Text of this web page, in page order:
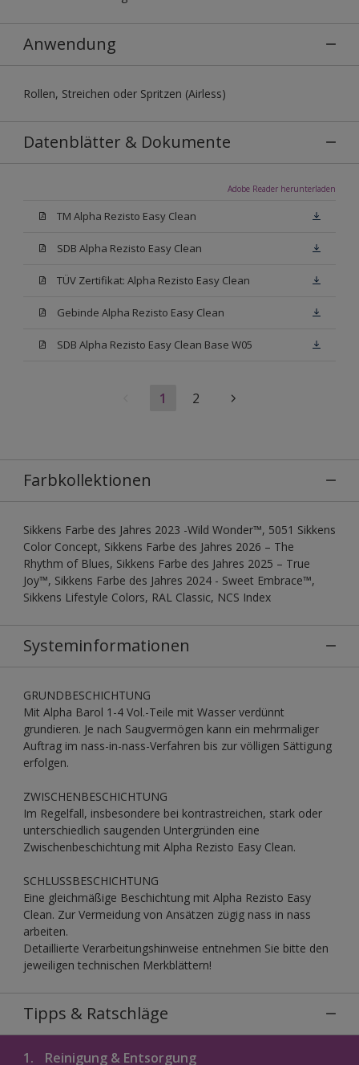
Anwendung
Rollen, Streichen oder Spritzen (Airless)
Datenblätter & Dokumente
Adobe Reader herunterladen
TM Alpha Rezisto Easy Clean
SDB Alpha Rezisto Easy Clean
TÜV Zertifikat: Alpha Rezisto Easy Clean
Gebinde Alpha Rezisto Easy Clean
SDB Alpha Rezisto Easy Clean Base W05
1 2
Farbkollektionen
Sikkens Farbe des Jahres 2023 -Wild Wonder™, 5051 Sikkens
Color Concept, Sikkens Farbe des Jahres 2026 – The
Rhythm of Blues, Sikkens Farbe des Jahres 2025 – True
Joy™, Sikkens Farbe des Jahres 2024 - Sweet Embrace™,
Sikkens Lifestyle Colors, RAL Classic, NCS Index
Systeminformationen
GRUNDBESCHICHTUNG
Mit Alpha Barol 1-4 Vol.-Teile mit Wasser verdünnt
grundieren. Je nach Saugvermögen kann ein mehrmaliger
Auftrag im nass-in-nass-Verfahren bis zur völligen Sättigung
erfolgen.
ZWISCHENBESCHICHTUNG
Im Regelfall, insbesondere bei kontrastreichen, stark oder
unterschiedlich saugenden Untergründen eine
Zwischenbeschichtung mit Alpha Rezisto Easy Clean.
SCHLUSSBESCHICHTUNG
Eine gleichmäßige Beschichtung mit Alpha Rezisto Easy
Clean. Zur Vermeidung von Ansätzen zügig nass in nass
arbeiten.
Detaillierte Verarbeitungshinweise entnehmen Sie bitte den
jeweiligen technischen Merkblättern!
Tipps & Ratschläge
1. Reinigung & Entsorgung